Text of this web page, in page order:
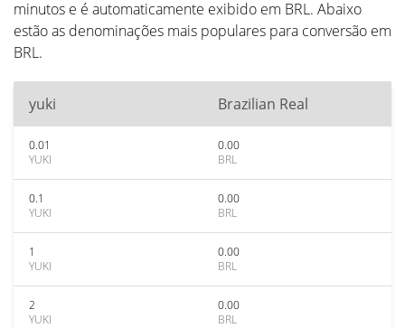
minutos e é automaticamente exibido em BRL. Abaixo
estão as denominações mais populares para conversão em
BRL.
yuki Brazilian Real
0.01
YUKI
0.00
BRL
0.1
YUKI
0.00
BRL
1
YUKI
0.00
BRL
2
YUKI
0.00
BRL